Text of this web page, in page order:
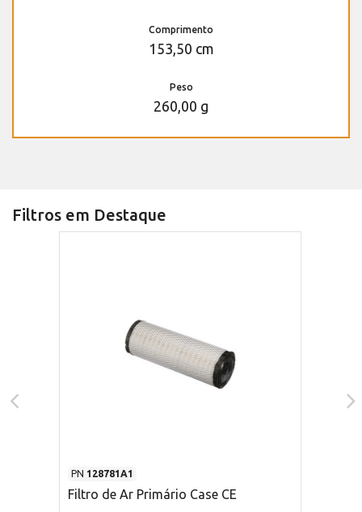
Comprimento
153,50 cm
Peso
260,00 g
Filtros em Destaque
PN 128781A1
Filtro de Ar Primário Case CE